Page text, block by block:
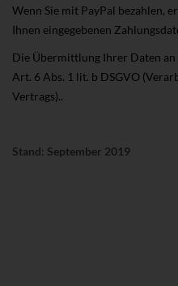
Wenn Sie mit PayPal bezahlen,
Ihnen eingegebenen
Die Übermittlung Ihrer Daten
Art. 6 Abs. 1 lit. b DSGVO
Vertrags)..
Stand: September 2019